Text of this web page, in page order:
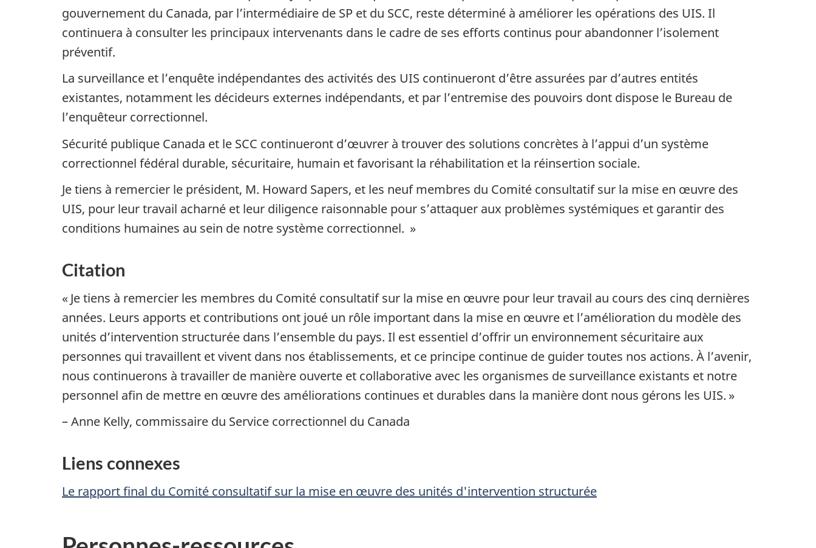
gouvernement du Canada, par l’intermédiaire de SP et du SCC, reste déterminé à améliorer les opérations des UIS. Il
continuera à consulter les principaux intervenants dans le cadre de ses efforts continus pour abandonner l’isolement
préventif.
La surveillance et l’enquête indépendantes des activités des UIS continueront d’être assurées par d’autres entités
existantes, notamment les décideurs externes indépendants, et par l’entremise des pouvoirs dont dispose le Bureau de
l’enquêteur correctionnel.
Sécurité publique Canada et le SCC continueront d’œuvrer à trouver des solutions concrètes à l’appui d’un système
correctionnel fédéral durable, sécuritaire, humain et favorisant la réhabilitation et la réinsertion sociale.
Je tiens à remercier le président, M. Howard Sapers, et les neuf membres du Comité consultatif sur la mise en œuvre des
UIS, pour leur travail acharné et leur diligence raisonnable pour s’attaquer aux problèmes systémiques et garantir des
conditions humaines au sein de notre système correctionnel. »
Citation
« Je tiens à remercier les membres du Comité consultatif sur la mise en œuvre pour leur travail au cours des cinq dernières
années. Leurs apports et contributions ont joué un rôle important dans la mise en œuvre et l’amélioration du modèle des
unités d’intervention structurée dans l’ensemble du pays. Il est essentiel d’offrir un environnement sécuritaire aux
personnes qui travaillent et vivent dans nos établissements, et ce principe continue de guider toutes nos actions. À l’avenir,
nous continuerons à travailler de manière ouverte et collaborative avec les organismes de surveillance existants et notre
personnel afin de mettre en œuvre des améliorations continues et durables dans la manière dont nous gérons les UIS. »
– Anne Kelly, commissaire du Service correctionnel du Canada
Liens connexes
Le rapport final du Comité consultatif sur la mise en œuvre des unités d'intervention structurée